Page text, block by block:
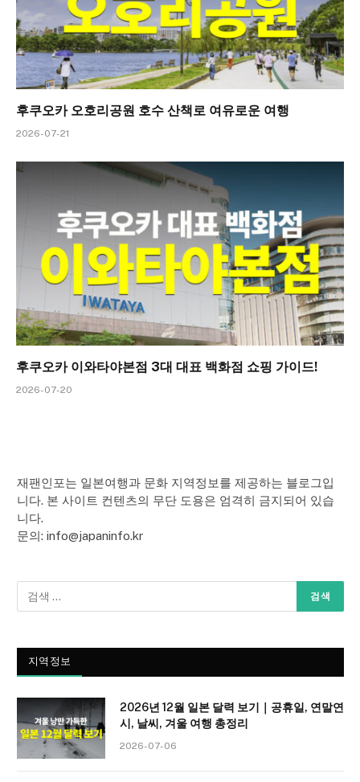
후쿠오카 오호리공원 호수 산책로 여유로운 여행
2026-07-21
후쿠오카 이와타야본점 3대 대표 백화점 쇼핑 가이드!
2026-07-20
재팬인포는 일본여행과 문화 지역정보를 제공하는 블로그입
니다. 본 사이트 컨텐츠의 무단 도용은 엄격히 금지되어 있습
니다.
문의: info@japaninfo.kr
지역정보
2026년 12월 일본 달력 보기｜공휴일, 연말연
시, 날씨, 겨울 여행 총정리
2026-07-06